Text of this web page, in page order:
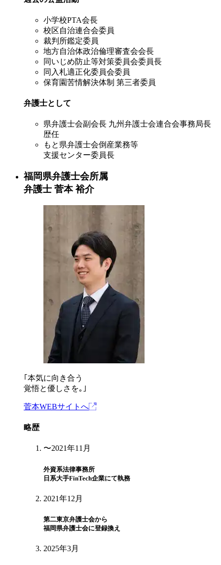
小学校PTA会長
校区自治連合会委員
裁判所鑑定委員
地方自治体政治倫理審査会会長
同いじめ防止等対策委員会委員長
同入札適正化委員会委員
保育園苦情解決体制 第三者委員
弁護士として
県弁護士会副会長 九州弁護士会連合会事務局長
歴任
もと県弁護士会倒産業務等
支援センター委員長
福岡県弁護士会所属
弁護士 菅本 裕介
｢ 本気に向き合う
覚悟と優しさを｡ ｣
菅本WEBサイトへ
略歴
〜2021年11月
外資系法律事務所
日系大手FinTech企業にて執務
2021年12月
第二東京弁護士会から
福岡県弁護士会に登録換え
2025年3月